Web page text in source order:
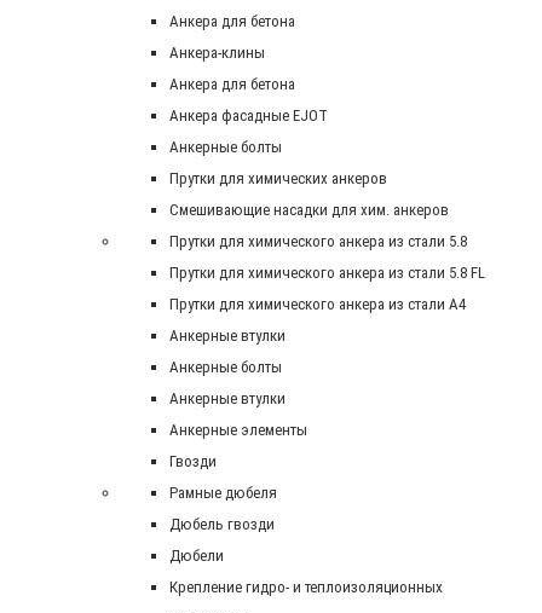
Анкера для бетона
Анкера-клины
Анкера для бетона
Анкера фасадные EJOT
Анкерные болты
Прутки для химических анкеров
Смешивающие насадки для хим. анкеров
Прутки для химического анкера из стали 5.8
Прутки для химического анкера из стали 5.8 FL
Прутки для химического анкера из стали А4
Анкерные втулки
Анкерные болты
Анкерные втулки
Анкерные элементы
Гвозди
Рамные дюбеля
Дюбель гвозди
Дюбели
Крепление гидро- и теплоизоляционных